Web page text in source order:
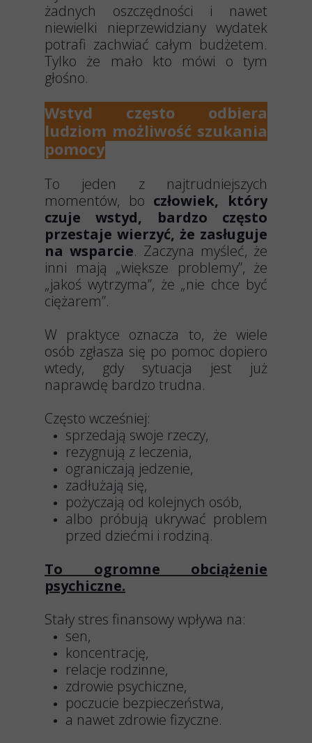
żadnych oszczędności i nawet
niewielki nieprzewidziany wydatek
potrafi zachwiać całym budżetem.
Tylko że mało kto mówi o tym
głośno.
Wstyd często odbiera
ludziom możliwość szukania
pomocy
To jeden z najtrudniejszych
momentów, bo człowiek, który
czuje wstyd, bardzo często
przestaje wierzyć, że zasługuje
na wsparcie. Zaczyna myśleć, że
inni mają „większe problemy”, że
„jakoś wytrzyma”, że „nie chce być
ciężarem”.
W praktyce oznacza to, że wiele
osób zgłasza się po pomoc dopiero
wtedy, gdy sytuacja jest już
naprawdę bardzo trudna.
Często wcześniej:
sprzedają swoje rzeczy,
rezygnują z leczenia,
ograniczają jedzenie,
zadłużają się,
pożyczają od kolejnych osób,
albo próbują ukrywać problem
przed dziećmi i rodziną.
To ogromne obciążenie
psychiczne.
Stały stres finansowy wpływa na:
sen,
koncentrację,
relacje rodzinne,
zdrowie psychiczne,
poczucie bezpieczeństwa,
a nawet zdrowie fizyczne.